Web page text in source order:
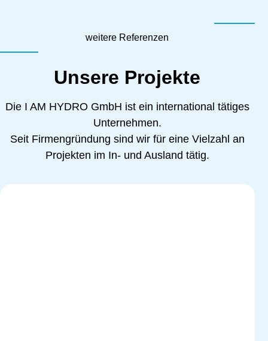
weitere Referenzen
Unsere Projekte
Die I AM HYDRO GmbH ist ein international tätiges
Unternehmen.
Seit Firmengründung sind wir für eine Vielzahl an
Projekten im In- und Ausland tätig.